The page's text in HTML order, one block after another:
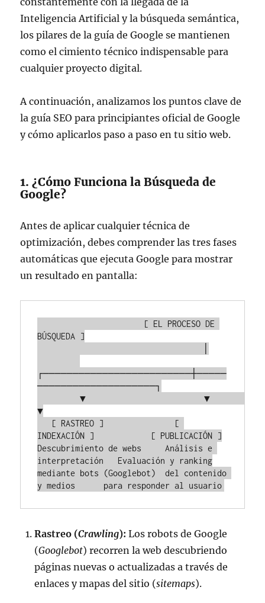
Inteligencia Artificial y la búsqueda semántica,
los pilares de la guía de Google se mantienen
como el cimiento técnico indispensable para
cualquier proyecto digital.
A continuación, analizamos los puntos clave de
la guía SEO para principiantes oficial de Google
y cómo aplicarlos paso a paso en tu sitio web.
1. ¿Cómo Funciona la Búsqueda de
Google?
Antes de aplicar cualquier técnica de
optimización, debes comprender las tres fases
automáticas que ejecuta Google para mostrar
un resultado en pantalla:
BÚSQUEDA ]
┌─────────────────────────┼─────
────────────────────┐
         ▼                         ▼
▼
INDEXACIÓN ]            [ PUBLICACIÓN ]
Descubrimiento de webs     Análisis e
interpretación   Evaluación y ranking
mediante bots (Googlebot)  del contenido
Rastreo (Crawling): Los robots de Google
(Googlebot) recorren la web descubriendo
páginas nuevas o actualizadas a través de
enlaces y mapas del sitio (sitemaps).